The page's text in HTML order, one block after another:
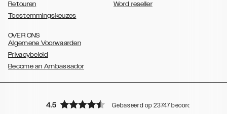
Retouren
Toestemmingskeuzes
Word reseller
OVER ONS
Algemene Voorwaarden
Privacybeleid
Become an Ambassador
4.5 Gebaseerd op 23747 beoordelingen